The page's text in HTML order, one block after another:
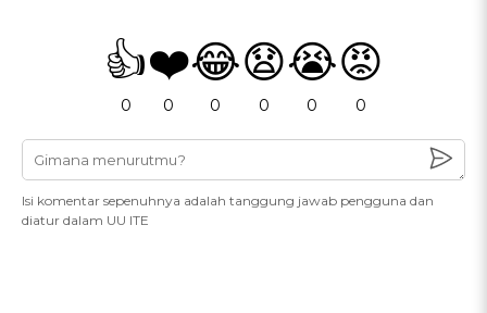
👍
0
❤️
0
😂
0
😧
0
😭
0
😡
0
Isi komentar sepenuhnya adalah tanggung jawab pengguna dan
diatur dalam UU ITE